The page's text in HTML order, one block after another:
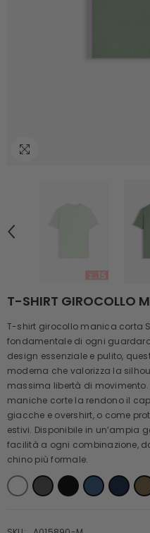
T-SHIRT GIROCOLLO
T-shirt girocollo manica corta
fondamentale di ogni
design essenziale e pulito,
moderna che valorizza la
massima libertà di
maniche corte la rendono il
giacche e overshirt, o come
estivi. Disponibile in
facilità a ogni combinazione,
chino più formale.